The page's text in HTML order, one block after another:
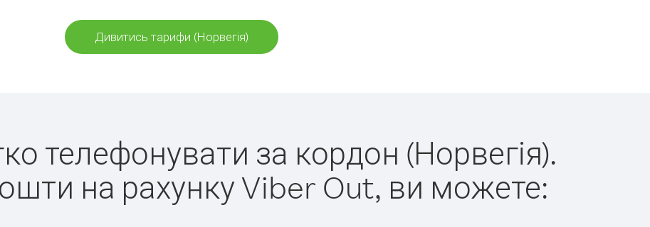
Дивитись тарифи (Норвегія)
телефонувати за кордон (Норвегія).
на рахунку Viber Out, ви можете: